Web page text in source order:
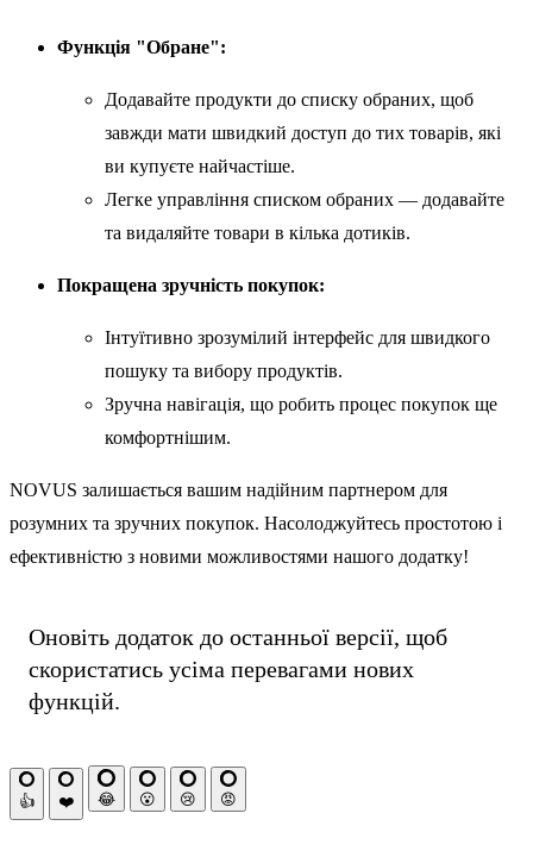
Функція "Обране":
Додавайте продукти до списку обраних, щоб
завжди мати швидкий доступ до тих товарів, які
ви купуєте найчастіше.
Легке управління списком обраних — додавайте
та видаляйте товари в кілька дотиків.
Покращена зручність покупок:
Інтуїтивно зрозумілий інтерфейс для швидкого
пошуку та вибору продуктів.
Зручна навігація, що робить процес покупок ще
комфортнішим.
NOVUS залишається вашим надійним партнером для
розумних та зручних покупок. Насолоджуйтесь простотою і
ефективністю з новими можливостями нашого додатку!
Оновіть додаток до останньої версії, щоб
скористатись усіма перевагами нових
функцій.
👍 ❤️ 😂 😮 😢 😡